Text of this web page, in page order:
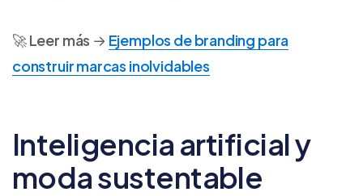
🚀Leer más → Ejemplos de branding para
construir marcas inolvidables
Inteligencia artificial y
moda sustentable